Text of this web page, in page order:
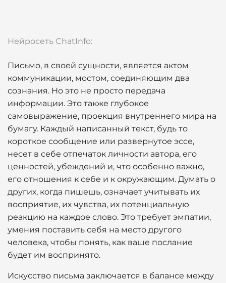
Нейросеть ChatInfo:
Письмо, в своей сущности, является актом
коммуникации, мостом, соединяющим два
сознания. Но это не просто передача
информации. Это также глубокое
самовыражение, проекция внутреннего мира на
бумагу. Каждый написанный текст, будь то
короткое сообщение или развернутое эссе,
несет в себе отпечаток личности автора, его
ценностей, убеждений и, что особенно важно,
его отношения к себе и к окружающим. Думать о
других, когда пишешь, означает учитывать их
восприятие, их чувства, их потенциальную
реакцию на каждое слово. Это требует эмпатии,
умения поставить себя на место другого
человека, чтобы понять, как ваше послание
будет им воспринято.
Искусство письма заключается в балансе между